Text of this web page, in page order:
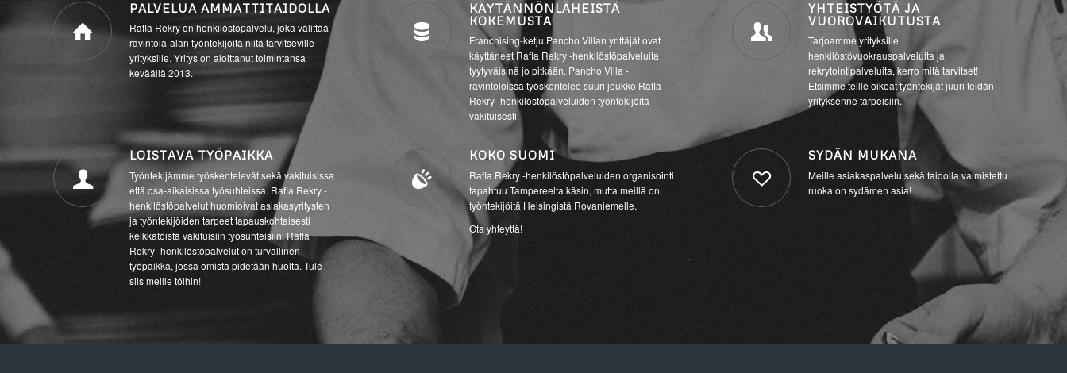
PALVELUA AMMATTITAIDOLLA
Rafla Rekry on henkilöstöpalvelu, joka välittää
ravintola-alan työntekijöitä niitä tarvitseville
yrityksille. Yritys on aloittanut toimintansa
keväällä 2013.
KÄYTÄNNÖNLÄHEISTÄ
KOKEMUSTA
Franchising-ketju Pancho Villan yrittäjät ovat
käyttäneet Rafla Rekry -henkilöstöpalveluita
tyytyväisinä jo pitkään. Pancho Villa -
ravintoloissa työskentelee suuri joukko Rafla
Rekry -henkilöstöpalveluiden työntekijöitä
vakituisesti.
YHTEISTYÖTÄ JA
VUOROVAIKUTUSTA
Tarjoamme yrityksille
henkilöstövuokrauspalveluita ja
rekrytointipalveluita, kerro mitä tarvitset!
Etsimme teille oikeat työntekijät juuri teidän
yrityksenne tarpeisiin.
LOISTAVA TYÖPAIKKA
Työntekijämme työskentelevät sekä vakituisissa
että osa-aikaisissa työsuhteissa. Rafla Rekry -
henkilöstöpalvelut huomioivat asiakasyritysten
ja työntekijöiden tarpeet tapauskohtaisesti
keikkatöistä vakituisiin työsuhteisiin. Rafla
Rekry -henkilöstöpalvelut on turvallinen
työpaikka, jossa omista pidetään huolta. Tule
siis meille töihin!
KOKO SUOMI
Rafla Rekry -henkilöstöpalveluiden organisointi
tapahtuu Tampereelta käsin, mutta meillä on
työntekijöitä Helsingistä Rovaniemelle.
Ota yhteyttä!
SYDÄN MUKANA
Meille asiakaspalvelu sekä taidolla valmistettu
ruoka on sydämen asia!